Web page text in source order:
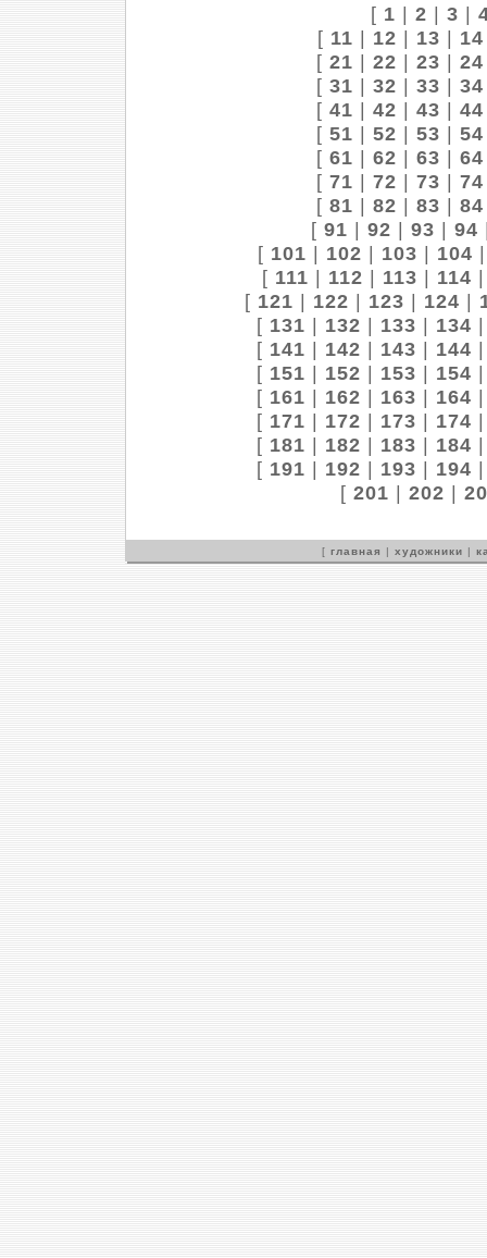
[ 1 | 2 | 3 |
[ 11 | 12 | 13 | 14
[ 21 | 22 | 23 | 24
[ 31 | 32 | 33 | 34
[ 41 | 42 | 43 | 44
[ 51 | 52 | 53 | 54
[ 61 | 62 | 63 | 64
[ 71 | 72 | 73 | 74
[ 81 | 82 | 83 | 84
[ 91 | 92 | 93 | 94
[ 101 | 102 | 103 | 104
[ 111 | 112 | 113 | 114
[ 121 | 122 | 123 | 124 |
[ 131 | 132 | 133 | 134
[ 141 | 142 | 143 | 144
[ 151 | 152 | 153 | 154
[ 161 | 162 | 163 | 164
[ 171 | 172 | 173 | 174
[ 181 | 182 | 183 | 184
[ 191 | 192 | 193 | 194
[ 201 | 202 |
[ главная | художники |